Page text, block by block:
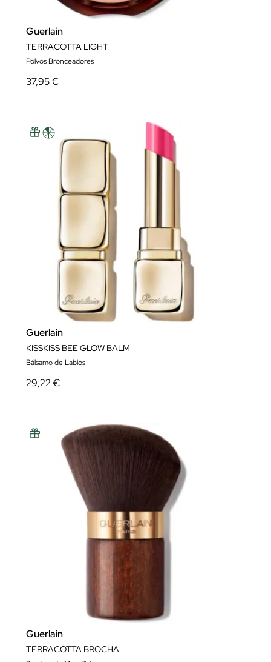
Guerlain
TERRACOTTA LIGHT
Polvos Bronceadores
37,95 €
Guerlain
KISSKISS BEE GLOW BALM
Bálsamo de Labios
29,22 €
Guerlain
TERRACOTTA BROCHA